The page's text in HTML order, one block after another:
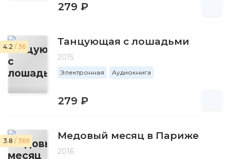
279 ₽
4.2 / 36 Танцующая с лошадьми
2015
Электронная Аудиокнига
279 ₽
3.8 / 369 Медовый месяц в Париже
2016